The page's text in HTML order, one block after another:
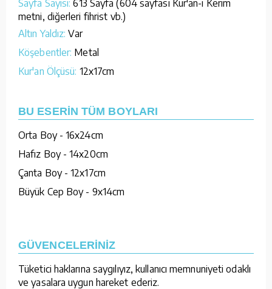
Sayfa Sayısı:613 Sayfa (604 sayfası Kur'an-ı Kerim
metni, diğerleri fihrist vb.)
Altın Yaldız:Var
Köşebentler: Metal
Kur'an Ölçüsü: 12x17cm
BU ESERİN TÜM BOYLARI
Orta Boy - 16x24cm
Hafız Boy - 14x20cm
Çanta Boy - 12x17cm
Büyük Cep Boy - 9x14cm
GÜVENCELERİNİZ
Tüketici haklarına saygılıyız, kullanıcı memnuniyeti odaklı
ve yasalara uygun hareket ederiz.